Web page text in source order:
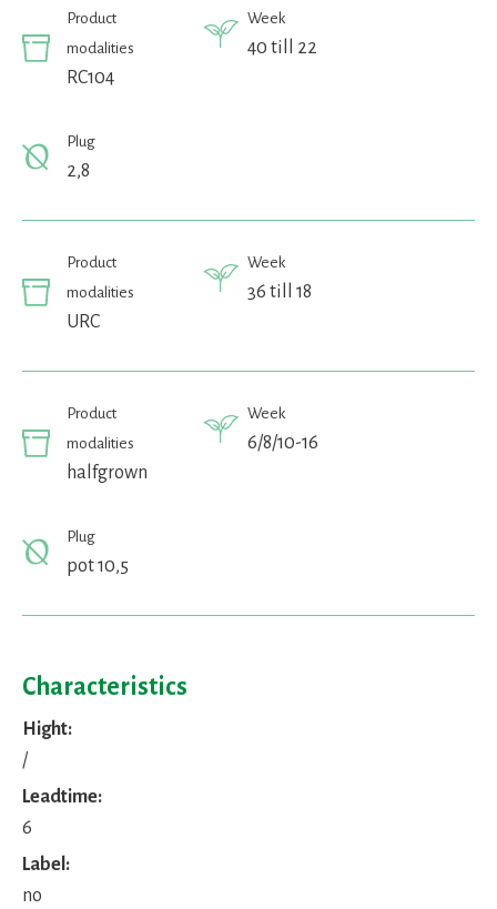
Product
modalities
RC104
Week
40 till 22
Plug
2,8
Product
modalities
URC
Week
36 till 18
Product
modalities
halfgrown
Week
6/8/10-16
Plug
pot 10,5
Characteristics
Hight:
/
Leadtime:
6
Label:
no